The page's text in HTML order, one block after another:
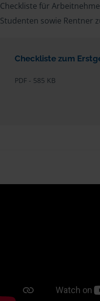
Checkliste für
Studenten sowie Rentner
Checkliste zum
PDF - 585 KB